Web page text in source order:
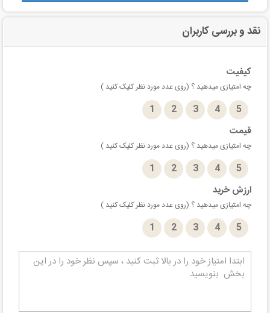
نقد و بررسی کاربران
کیفیت
چه امتیازی میدهید ؟ (روی عدد مورد نظر کلیک کنید )
1 2 3 4
5
قیمت
چه امتیازی میدهید ؟ (روی عدد مورد نظر کلیک کنید )
1 2 3 4
5
ارزش خرید
چه امتیازی میدهید ؟ (روی عدد مورد نظر کلیک کنید )
1 2 3 4 5